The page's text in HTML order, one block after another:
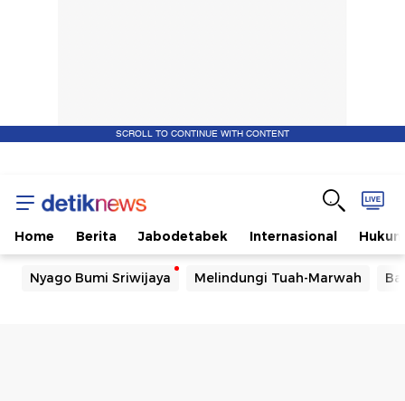
SCROLL TO CONTINUE WITH CONTENT
Home Berita Jabodetabek Internasional Hukum
Nyago Bumi Sriwijaya Melindungi Tuah-Marwah